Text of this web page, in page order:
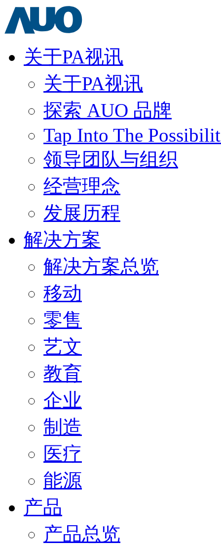
关于PA视讯
关于PA视讯
探索 AUO 品牌
Tap Into The
领导团队与组织
经营理念
发展历程
解决方案
解决方案总览
移动
零售
艺文
教育
企业
制造
医疗
能源
产品
产品总览